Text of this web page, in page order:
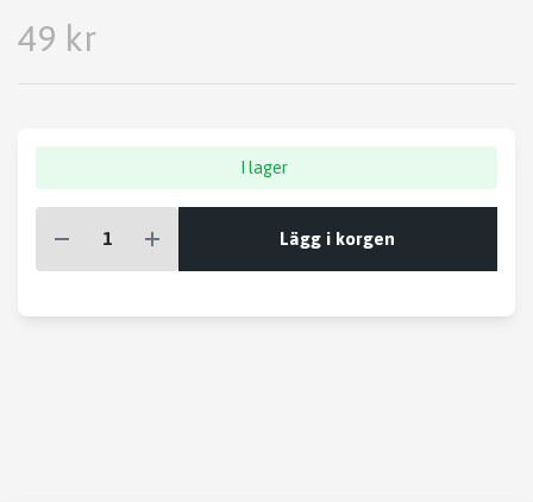
49 kr
I lager
Lägg i korgen